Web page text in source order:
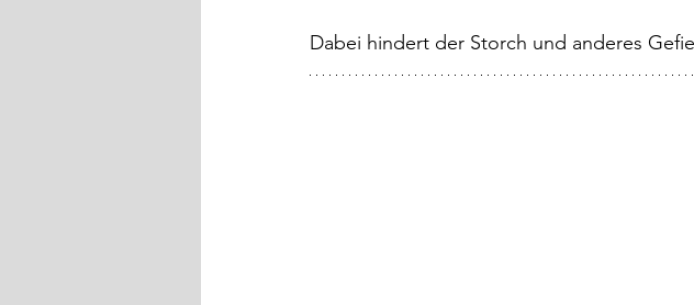
Dabei hindert der Storch und anderes